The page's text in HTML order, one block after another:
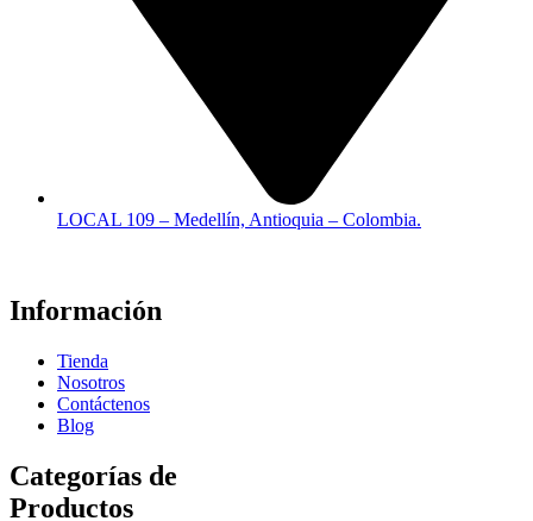
LOCAL 109 – Medellín, Antioquia – Colombia.
Información
Tienda
Nosotros
Contáctenos
Blog
Categorías de
Productos